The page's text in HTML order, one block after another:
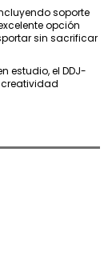
soporte
opción
sin sacrificar
estudio, el DDJ-
creatividad